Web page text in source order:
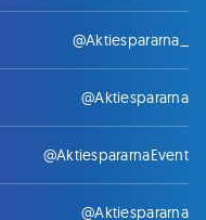
@Aktiespararna_
@Aktiespararna
@AktiespararnaEvent
@Aktiespararna